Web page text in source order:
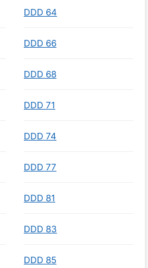
DDD 64
DDD 66
DDD 68
DDD 71
DDD 74
DDD 77
DDD 81
DDD 83
DDD 85